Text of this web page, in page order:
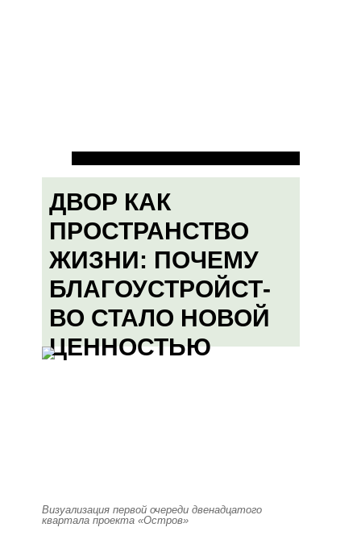
ДВОР КАК
ПРОСТРАНСТВО
ЖИЗНИ: ПОЧЕМУ
БЛАГОУСТРОЙСТ-
ВО СТАЛО НОВОЙ
ЦЕННОСТЬЮ
Визуализация первой очереди двенадцатого
квартала проекта «Остров»